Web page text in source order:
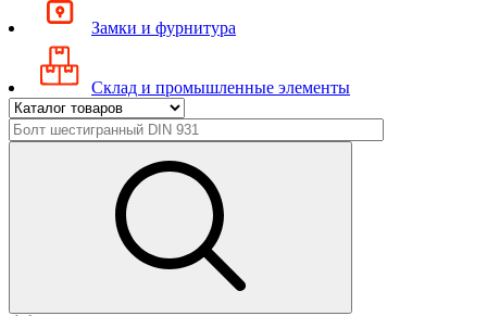
Замки и фурнитура
Склад и промышленные элементы